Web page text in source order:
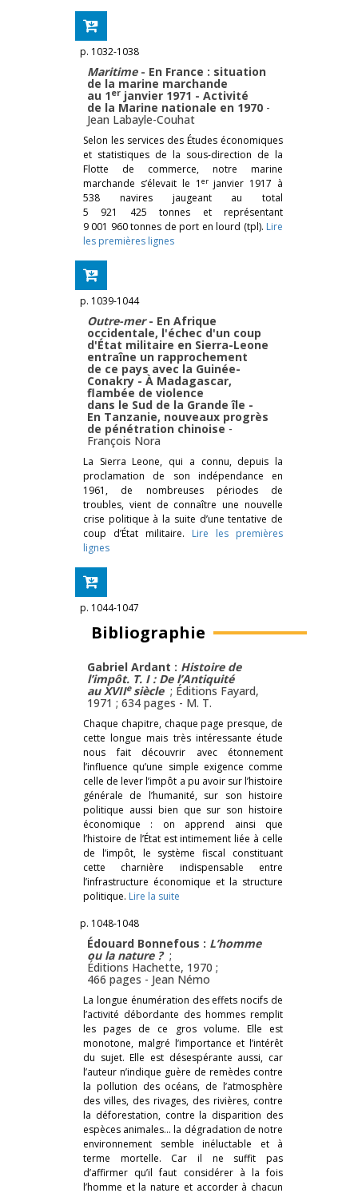
p. 1032-1038
Maritime - En France : situation
de la marine marchande
au 1er janvier 1971 - Activité
de la Marine nationale en 1970 -
Jean Labayle-Couhat
Selon les services des Études économiques
et statistiques de la sous-direction de la
Flotte de commerce, notre marine
marchande s’élevait le 1 erjanvier 1917 à
538 navires jaugeant au total
5 921 425 tonnes et représentant
9 001 960 tonnes de port en lourd (tpl). Lire
les premières lignes
p. 1039-1044
Outre-mer- En Afrique
occidentale, l'échec d'un coup
d'État militaire en Sierra-Leone
entraîne un rapprochement
de ce pays avec la Guinée-
Conakry - À Madagascar,
flambée de violence
dans le Sud de la Grande île -
En Tanzanie, nouveaux progrès
de pénétration chinoise -
François Nora
La Sierra Leone, qui a connu, depuis la
proclamation de son indépendance en
1961, de nombreuses périodes de
troubles, vient de connaître une nouvelle
crise politique à la suite d’une tentative de
coup d’État militaire. Lire les premières
lignes
p. 1044-1047
Bibliographie
Gabriel Ardant : Histoire de
l’impôt. T. I : De l’Antiquité
au XVIIesiècle ; Éditions Fayard,
1971 ; 634 pages - M. T.
Chaque chapitre, chaque page presque, de
cette longue mais très intéressante étude
nous fait découvrir avec étonnement
l’influence qu’une simple exigence comme
celle de lever l’impôt a pu avoir sur l’histoire
générale de l’humanité, sur son histoire
politique aussi bien que sur son histoire
économique : on apprend ainsi que
l’histoire de l’État est intimement liée à celle
de l’impôt, le système fiscal constituant
cette charnière indispensable entre
l’infrastructure économique et la structure
politique. Lire la suite
p. 1048-1048
Édouard Bonnefous : L’homme
ou la nature ? ;
Éditions Hachette, 1970 ;
466 pages - Jean Némo
La longue énumération des effets nocifs de
l’activité débordante des hommes remplit
les pages de ce gros volume. Elle est
monotone, malgré l’importance et l’intérêt
du sujet. Elle est désespérante aussi, car
l’auteur n’indique guère de remèdes contre
la pollution des océans, de l’atmosphère
des villes, des rivages, des rivières, contre
la déforestation, contre la disparition des
espèces animales… la dégradation de notre
environnement semble inéluctable et à
terme mortelle. Car il ne suffit pas
d’affirmer qu’il faut considérer à la fois
l’homme et la nature et accorder à chacun